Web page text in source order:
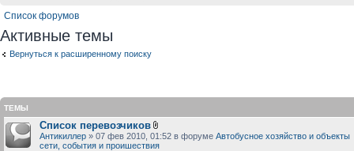
Список форумов
Активные темы
Вернуться к расширенному поиску
ТЕМЫ
Список перевозчиков
Антикиллер » 07 фев 2010, 01:52 в форуме Автобусное хозяйство и объекты
сети, события и проишествия